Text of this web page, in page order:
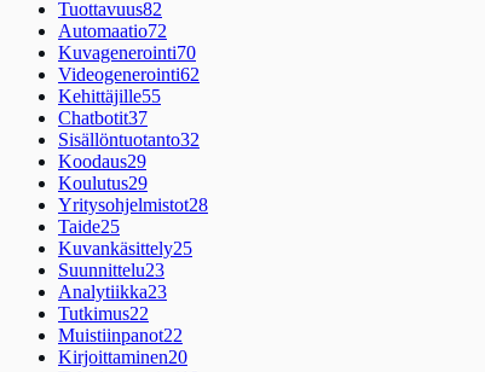
Tuottavuus82
Automaatio72
Kuvagenerointi70
Videogenerointi62
Kehittäjille55
Chatbotit37
Sisällöntuotanto32
Koodaus29
Koulutus29
Yritysohjelmistot28
Taide25
Kuvankäsittely25
Suunnittelu23
Analytiikka23
Tutkimus22
Muistiinpanot22
Kirjoittaminen20